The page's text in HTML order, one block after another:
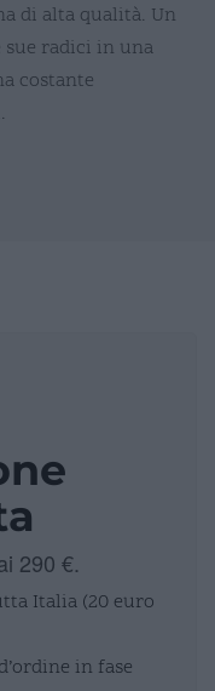
di alta qualità. Un
sue radici in una
costante
290 €.
Italia (20 euro
in fase